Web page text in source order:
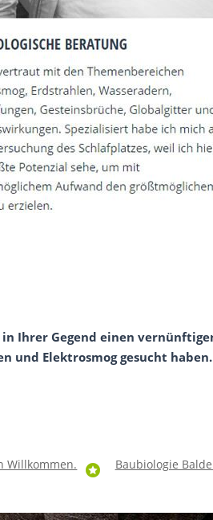
Ihrer Gegend einen
Elektrosmog gesucht
Willkommen. Baubiologie